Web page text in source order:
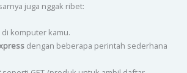
juga nggak ribet:
di komputer kamu.
dengan beberapa perintah sederhana